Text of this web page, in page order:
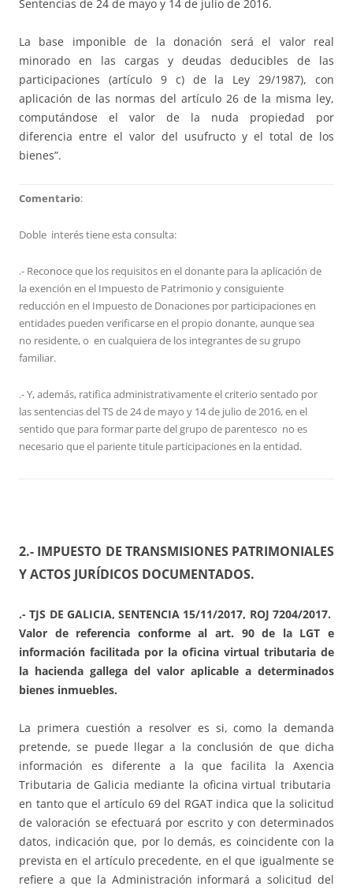
Sentencias de 24 de mayo y 14 de julio de 2016.
La base imponible de la donación será el valor real
minorado en las cargas y deudas deducibles de las
participaciones (artículo 9 c) de la Ley 29/1987), con
aplicación de las normas del artículo 26 de la misma ley,
computándose el valor de la nuda propiedad por
diferencia entre el valor del usufructo y el total de los
bienes”.
Comentario:
Doble interés tiene esta consulta:
.- Reconoce que los requisitos en el donante para la aplicación de
la exención en el Impuesto de Patrimonio y consiguiente
reducción en el Impuesto de Donaciones por participaciones en
entidades pueden verificarse en el propio donante, aunque sea
no residente, o en cualquiera de los integrantes de su grupo
familiar.
.- Y, además, ratifica administrativamente el criterio sentado por
las sentencias del TS de 24 de mayo y 14 de julio de 2016, en el
sentido que para formar parte del grupo de parentesco no es
necesario que el pariente titule participaciones en la entidad.
2.- IMPUESTO DE TRANSMISIONES PATRIMONIALES
Y ACTOS JURÍDICOS DOCUMENTADOS.
.- TJS DE GALICIA, SENTENCIA 15/11/2017, ROJ 7204/2017.
Valor de referencia conforme al art. 90 de la LGT e
información facilitada por la oficina virtual tributaria de
la hacienda gallega del valor aplicable a determinados
bienes inmuebles.
La primera cuestión a resolver es si, como la demanda
pretende, se puede llegar a la conclusión de que dicha
información es diferente a la que facilita la Axencia
Tributaria de Galicia mediante la oficina virtual tributaria
en tanto que el artículo 69 del RGAT indica que la solicitud
de valoración se efectuará por escrito y con determinados
datos, indicación que, por lo demás, es coincidente con la
prevista en el artículo precedente, en el que igualmente se
refiere a que la Administración informará a solicitud del